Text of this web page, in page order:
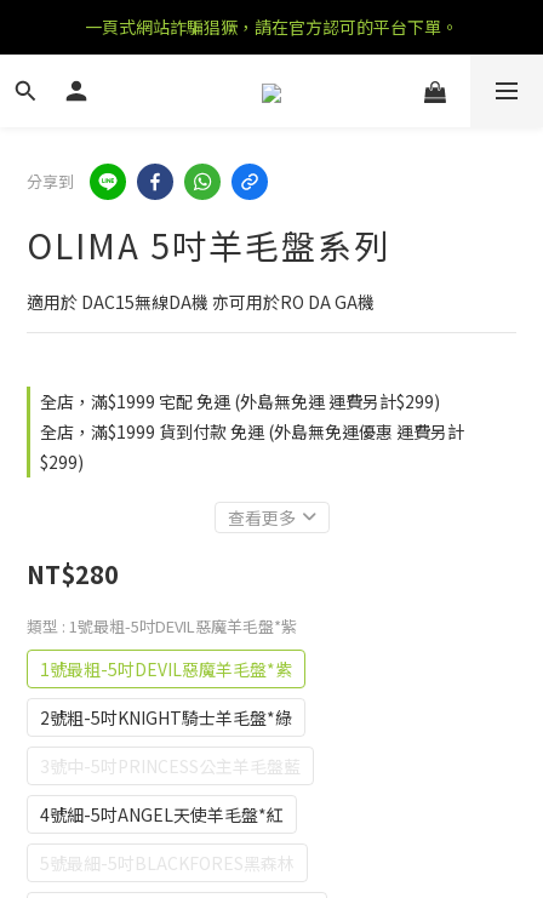
一頁式網站詐騙猖獗，請在官方認可的平台下單。
分享到
OLIMA 5吋羊毛盤系列
適用於 DAC15無線DA機 亦可用於RO DA GA機
全店，滿$1999 宅配 免運 (外島無免運 運費另計$299)
全店，滿$1999 貨到付款 免運 (外島無免運優惠 運費另計
$299)
查看更多
NT$280
類型 : 1號最粗-5吋DEVIL惡魔羊毛盤*紫
1號最粗-5吋DEVIL惡魔羊毛盤*紫
2號粗-5吋KNIGHT騎士羊毛盤*綠
3號中-5吋PRINCESS公主羊毛盤藍
4號細-5吋ANGEL天使羊毛盤*紅
5號最細-5吋BLACKFORES黑森林